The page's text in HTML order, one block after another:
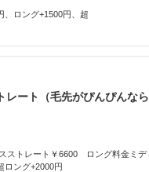
、ロング+1500円、超
レート（毛先がぴんぴんな
ストレート￥6600 ロング料金ミデ
ロング+2000円